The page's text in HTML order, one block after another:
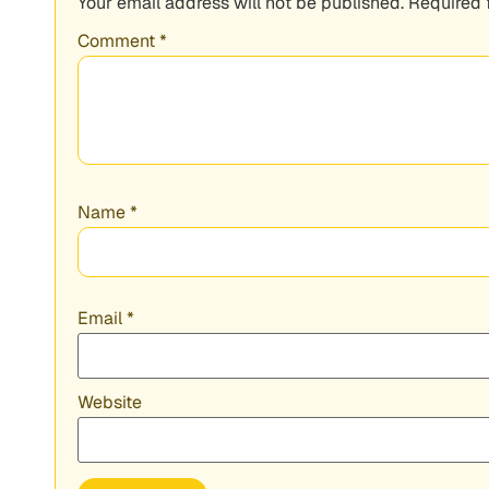
Comment*
Name*
Email*
Website